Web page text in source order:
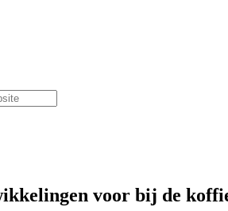
voor bij de